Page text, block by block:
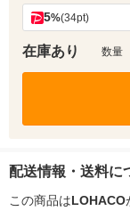
5%(34pt)
在庫あり 数量
配送情報・送料に
この商品はLOHACO